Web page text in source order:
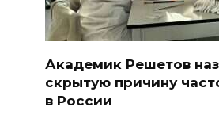
Академик Решетов
скрытую причину
в России